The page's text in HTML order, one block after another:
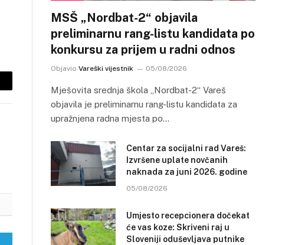
MSŠ „Nordbat-2“ objavila
preliminarnu rang-listu kandidata po
konkursu za prijem u radni odnos
Objavio Vareški vijestnik 05/08/2026
Mješovita srednja škola „Nordbat-2“ Vareš
objavila je preliminarnu rang-listu kandidata za
upražnjena radna mjesta po…
Centar za socijalni rad Vareš:
Izvršene uplate novčanih
naknada za juni 2026. godine
05/08/2026
Umjesto recepcionera dočekat
će vas koze: Skriveni raj u
Sloveniji oduševljava putnike